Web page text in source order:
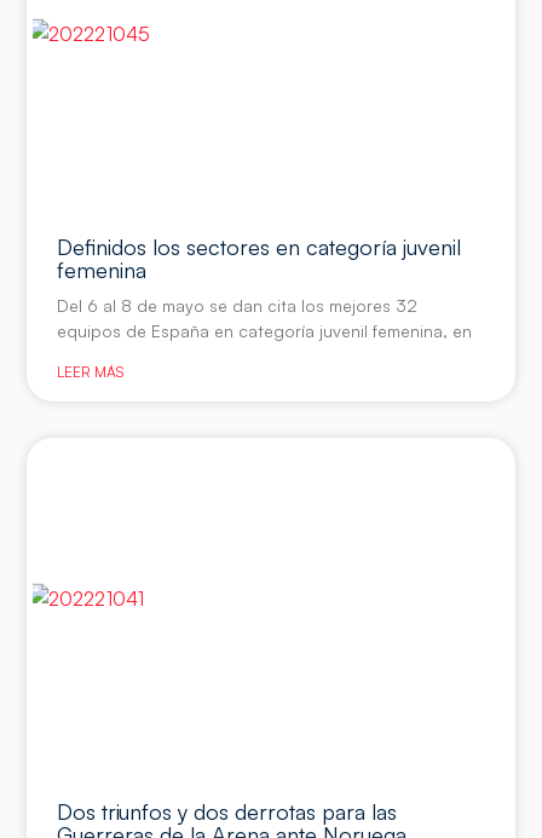
Definidos los sectores en categoría juvenil
femenina
Del 6 al 8 de mayo se dan cita los mejores 32
equipos de España en categoría juvenil femenina, en
LEER MÁS
Dos triunfos y dos derrotas para las